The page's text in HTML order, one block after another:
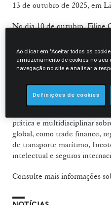
13 de outubro de 2025, em
No dia 10 de outubro, Filipe
arbitragem”, onde aborda os
resolução alternativa de
com especial enfoque na
afirma-se como uma
prática e multidisciplinar
global, como trade finance,
de transporte marítimo,
intelectual e seguros
Consulte mais informações
Ao clicar em "Aceitar todos os
armazenamento de cookies no
navegação no site e analisar a
Definições de cookies